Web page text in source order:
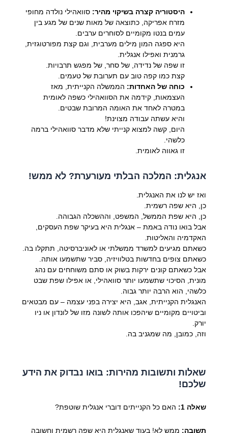
היסטוריה קצרה בשיקוי מהיר: סוואהילי נולדה מחופי
מזרח אפריקה, כתוצאה של מאות שנים של מגע בין
עמים בנטו מקומיים לסוחרים ערבים.
היא ספגה המון מילים מערבית, וגם קצת מפורטוגזית,
גרמנית ואפילו אנגלית.
זו שפה של נדידה, של סחר, של מפגש תרבויות.
קצת כמו קפה טוב עם תערובת של טעמים.
כוחה של האחדות: הממשלה הקנייתית, מאז
העצמאות, קידמה את הסוואהילי כשפה לאומית
במטרה לאחד את האומה המרובת שבטים.
והיא עשתה עבודה מצוינת!
היום, קשה למצוא קנייתי שלא מדבר סוואהילי ברמה
כלשהי.
זו גאווה לאומית.
אנגלית: המלכה הבלתי מעורערת? לא ממש!
ואז יש לנו את האנגלית.
כן, היא שפה רשמית.
כן, היא שפת הממשל, המשפט, וההשכלה הגבוהה.
אבל בואו נודה באמת – אנגלית היא בעיקר שפת העסקים,
האקדמיה והאליטות.
כשאתם מגיעים למשרד ממשלתי או לאוניברסיטה, תתקלו בה.
כשאתם צופים בחדשות בטלוויזיה, סביר שתשמעו אותה.
אבל כשאתם קונים ירקות בשוק או סתם משוחחים עם נהג
מונית, הסיכוי שתשמעו יותר סוואהילי, או אפילו שפת שבט
כלשהי, הוא הרבה יותר גבוה.
האנגלית הקנייתית, אגב, היא יצירה בפני עצמה – עם מבטאים
וביטויים מקומיים שיהפכו אותה לשונה מזו של לונדון או ניו
יורק.
וזה, כמובן, מה שמגניב בה.
שאלות ותשובות מהירות: בואו נבדוק את הידע
שלכם!
שאלה 1: האם כל הקנייתים דוברי אנגלית שוטפת?
תשובה: ממש לא! בעוד שאנגלית היא שפה רשמית וחשובה